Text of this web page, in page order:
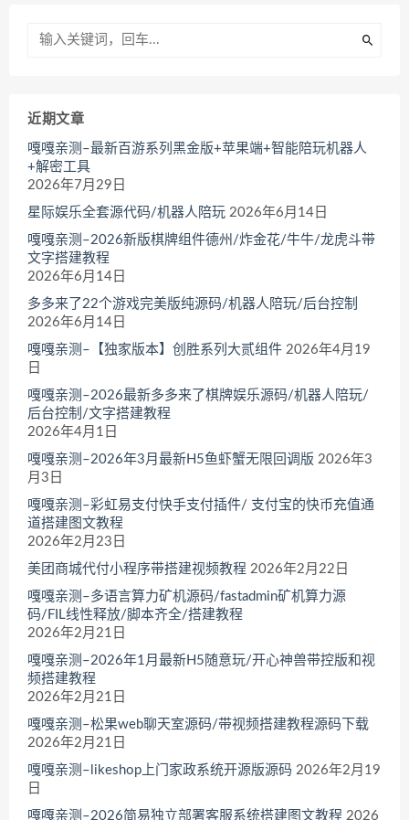
近期文章
嘎嘎亲测–最新百游系列黑金版+苹果端+智能陪玩机器人
+解密工具
2026年7月29日
星际娱乐全套源代码/机器人陪玩 2026年6月14日
嘎嘎亲测–2026新版棋牌组件德州/炸金花/牛牛/龙虎斗带
文字搭建教程
2026年6月14日
多多来了22个游戏完美版纯源码/机器人陪玩/后台控制
2026年6月14日
嘎嘎亲测–【独家版本】创胜系列大贰组件 2026年4月19
日
嘎嘎亲测–2026最新多多来了棋牌娱乐源码/机器人陪玩/
后台控制/文字搭建教程
2026年4月1日
嘎嘎亲测–2026年3月最新H5鱼虾蟹无限回调版 2026年3
月3日
嘎嘎亲测–彩虹易支付快手支付插件/ 支付宝的快币充值通
道搭建图文教程
2026年2月23日
美团商城代付小程序带搭建视频教程 2026年2月22日
嘎嘎亲测–多语言算力矿机源码/fastadmin矿机算力源
码/FIL线性释放/脚本齐全/搭建教程
2026年2月21日
嘎嘎亲测–2026年1月最新H5随意玩/开心神兽带控版和视
频搭建教程
2026年2月21日
嘎嘎亲测–松果web聊天室源码/带视频搭建教程源码下载
2026年2月21日
嘎嘎亲测–likeshop上门家政系统开源版源码 2026年2月19
日
嘎嘎亲测–2026简易独立部署客服系统搭建图文教程 2026